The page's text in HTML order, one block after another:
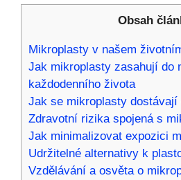
Obsah
Mikroplasty v našem
Jak mikroplasty zasahují do
každodenního života
Jak se mikroplasty dostávají
Zdravotní rizika spojená s
Jak minimalizovat expozici
Udržitelné alternativy k
Vzdělávání a osvěta o